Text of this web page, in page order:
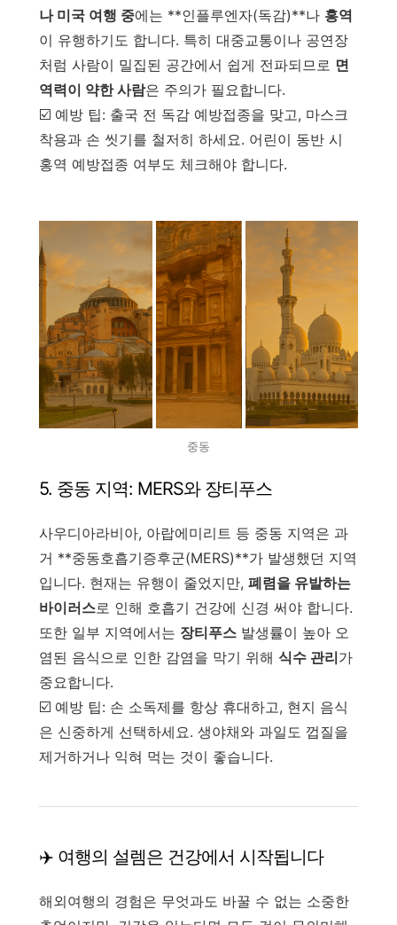
나 미국 여행 중에는 **인플루엔자(독감)**나 홍역
이 유행하기도 합니다. 특히 대중교통이나 공연장
처럼 사람이 밀집된 공간에서 쉽게 전파되므로 면
역력이 약한 사람은 주의가 필요합니다.
☑️ 예방 팁: 출국 전 독감 예방접종을 맞고, 마스크
착용과 손 씻기를 철저히 하세요. 어린이 동반 시
홍역 예방접종 여부도 체크해야 합니다.
중동
5. 중동 지역: MERS와 장티푸스
사우디아라비아, 아랍에미리트 등 중동 지역은 과
거 **중동호흡기증후군(MERS)**가 발생했던 지역
입니다. 현재는 유행이 줄었지만, 폐렴을 유발하는
바이러스로 인해 호흡기 건강에 신경 써야 합니다.
또한 일부 지역에서는 장티푸스 발생률이 높아 오
염된 음식으로 인한 감염을 막기 위해 식수 관리가
중요합니다.
☑️ 예방 팁: 손 소독제를 항상 휴대하고, 현지 음식
은 신중하게 선택하세요. 생야채와 과일도 껍질을
제거하거나 익혀 먹는 것이 좋습니다.
✈️ 여행의 설렘은 건강에서 시작됩니다
해외여행의 경험은 무엇과도 바꿀 수 없는 소중한